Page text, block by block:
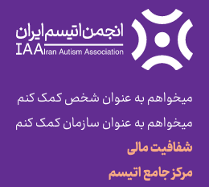
میخواهم به عنوان شخص کمک کنم
میخواهم به عنوان سازمان کمک کنم
شفافیت مالی
مرکز جامع اتیسم